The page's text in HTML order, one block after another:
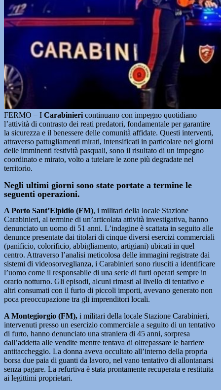
FERMO – I Carabinieri continuano con impegno quotidiano
l’attività di contrasto dei reati predatori, fondamentale per garantire
la sicurezza e il benessere delle comunità affidate. Questi interventi,
attraverso pattugliamenti mirati, intensificati in particolare nei giorni
delle imminenti festività pasquali, sono il risultato di un impegno
coordinato e mirato, volto a tutelare le zone più degradate nel
territorio.
Negli ultimi giorni sono state portate a termine le
seguenti operazioni.
A Porto Sant’Elpidio (FM), i militari della locale Stazione
Carabinieri, al termine di un’articolata attività investigativa, hanno
denunciato un uomo di 51 anni. L’indagine è scattata in seguito alle
denunce presentate dai titolari di cinque diversi esercizi commerciali
(panificio, colorificio, abbigliamento, artigiani) ubicati in quel
centro. Attraverso l’analisi meticolosa delle immagini registrate dai
sistemi di videosorveglianza, i Carabinieri sono riusciti a identificare
l’uomo come il responsabile di una serie di furti operati sempre in
orario notturno. Gli episodi, alcuni rimasti al livello di tentativo e
altri consumati con il furto di piccoli importi, avevano generato non
poca preoccupazione tra gli imprenditori locali.
A Montegiorgio (FM), i militari della locale Stazione Carabinieri,
intervenuti presso un esercizio commerciale a seguito di un tentativo
di furto, hanno denunciato una straniera di 45 anni, sorpresa
dall’addetta alle vendite mentre tentava di oltrepassare le barriere
antitaccheggio. La donna aveva occultato all’interno della propria
borsa due paia di guanti da lavoro, nel vano tentativo di allontanarsi
senza pagare. La refurtiva è stata prontamente recuperata e restituita
ai legittimi proprietari.